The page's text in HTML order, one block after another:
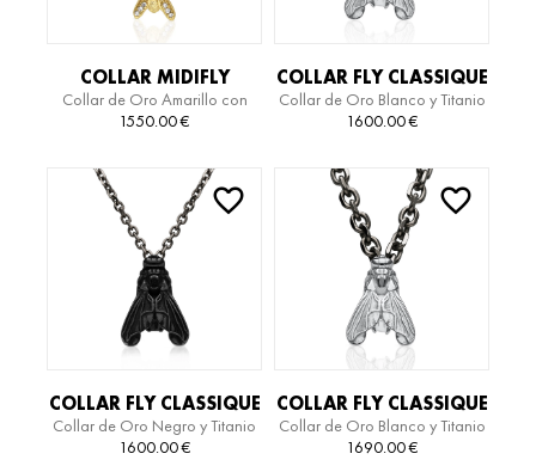
COLLAR MIDIFLY
ESSENTIAL
Collar de Oro Amarillo con
Diamantes
1550.00€
COLLAR FLY CLASSIQUE
TITANIUM
Collar de Oro Blanco y Titanio
1600.00€
COLLAR FLY CLASSIQUE
TITANIUM
Collar de Oro Negro y Titanio
1600.00€
COLLAR FLY CLASSIQUE
TITANIUM
Collar de Oro Blanco y Titanio
1690.00€